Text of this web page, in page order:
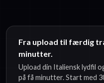
Fra upload til færdig
minutter.
Upload din Italiensk lydfil
på få minutter. Start med